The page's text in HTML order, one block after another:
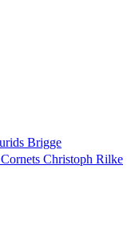
Brigge
Christoph Rilke